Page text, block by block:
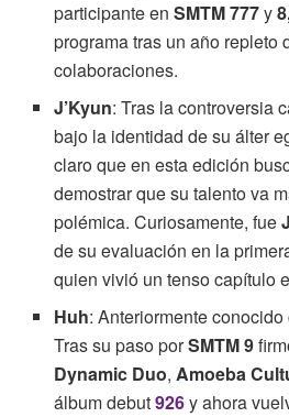
participante enSMTM 777y
programa tras un año repleto
colaboraciones.
J’Kyun: Tras la controversia
bajo la identidad de su álter
claro que en esta edición
demostrar que su talento va
polémica. Curiosamente, fue
de su evaluación en la
quien vivió un tenso capítulo
Huh: Anteriormente conocido
Tras su paso porSMTM 9
Dynamic Duo,Amoeba
álbum debut926y ahora